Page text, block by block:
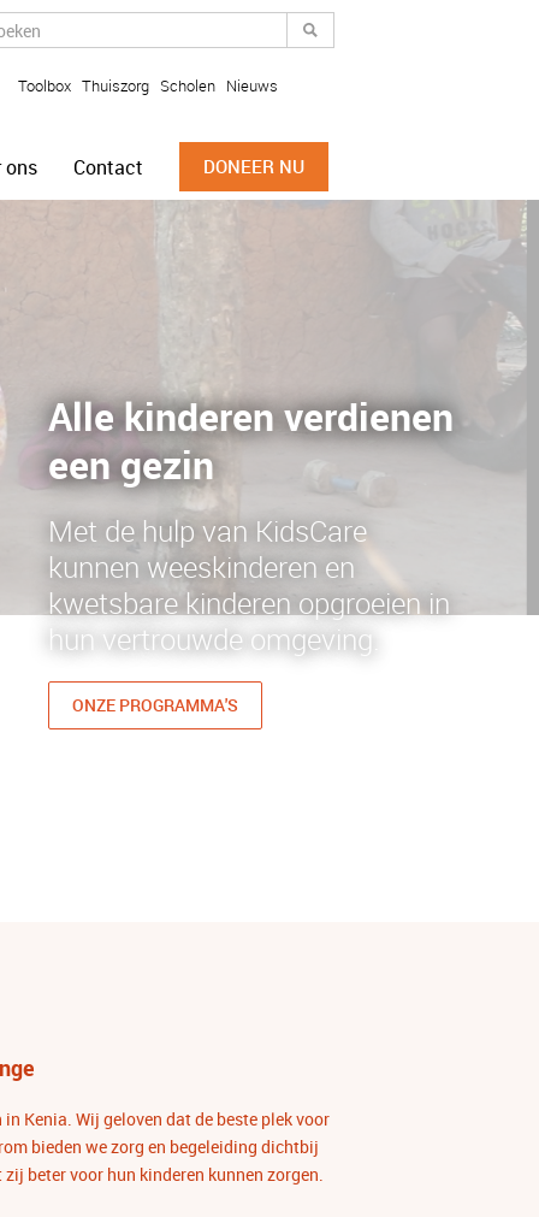
Toolbox Thuiszorg Scholen Nieuws
ons Contact DONEER NU
Alle kinderen verdienen
een gezin
Met de hulp van KidsCare
kunnen weeskinderen en
kwetsbare kinderen opgroeien in
hun vertrouwde omgeving.
ONZE PROGRAMMA'S
Kenia. Wij geloven dat de beste plek voor
bieden we zorg en begeleiding dichtbij
beter voor hun kinderen kunnen zorgen.